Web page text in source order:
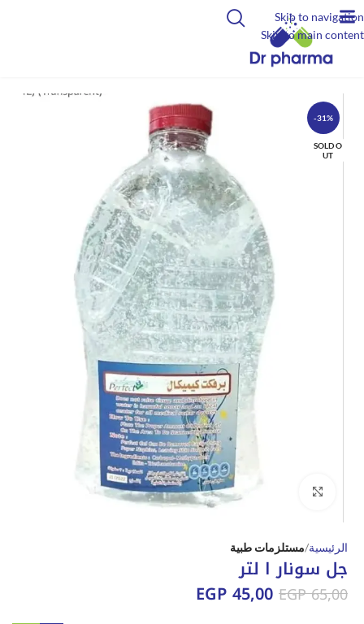
Skip to navigation
Skip to main content
-31%
SOLD O
UT
Click to enlarge
الرئيسية مستلزمات طبية
جل سونار ا لتر
EGP65,00
EGP45,00